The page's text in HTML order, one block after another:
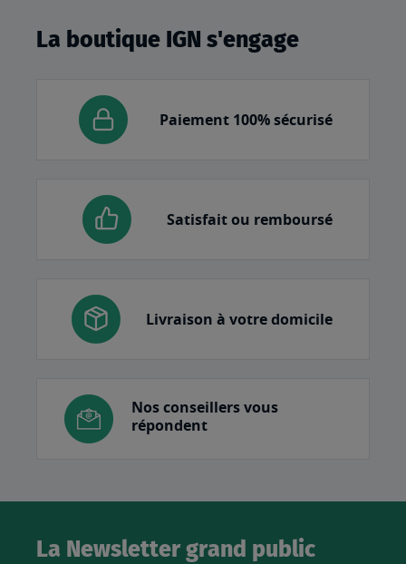
La boutique IGN s'engage
Paiement 100% sécurisé
Satisfait ou remboursé
Livraison à votre domicile
Nos conseillers vous
répondent
La Newsletter grand public